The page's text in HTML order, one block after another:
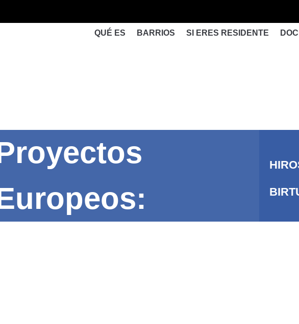
QUÉ ES BARRIOS SI ERES RESIDENTE